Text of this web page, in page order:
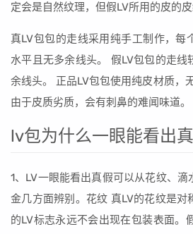
定会是自然纹理，但假LV所用的皮的皮
真LV包包的走线采用纯手工制作，每
水平且无多余线头。 假LV包包的走线
余线头。 正品LV包包使用纯皮材质，
由于皮质劣质，会有刺鼻的难闻味道。
lv包为什么一眼能看出
1、LV一眼能看出真假可以从花纹、滴
金几方面辨别。花纹 真LV的花纹是对
的LV标志永远不会出现在包装表面。